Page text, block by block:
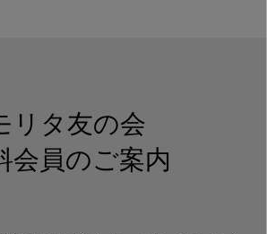
リタ友の会
会員のご案内